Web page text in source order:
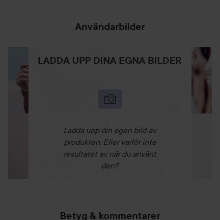
Användarbilder
LADDA UPP DINA EGNA BILDER
Ladda upp din egen bild av
produkten. Eller varför inte
resultatet av när du använt
den?
Betyg & kommentarer